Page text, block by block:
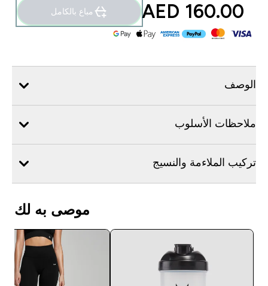
160.00 AED‎ مباع بالكامل
الوصف
ملاحظات الأسلوب
تركيب الملاءمة والنسيج
موصى به لك